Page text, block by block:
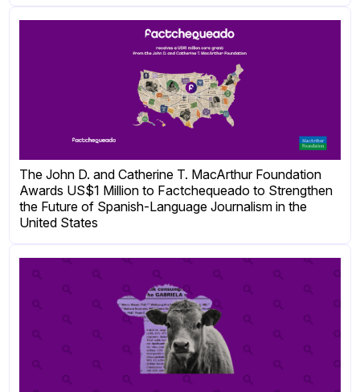
The John D. and Catherine T. MacArthur Foundation
Awards US$1 Million to Factchequeado to Strengthen
the Future of Spanish-Language Journalism in the
United States